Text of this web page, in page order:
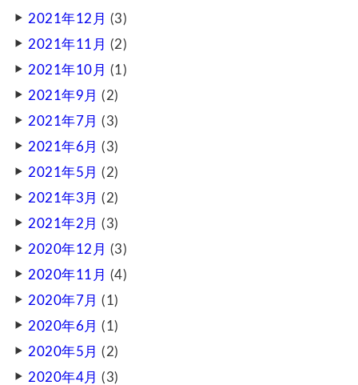
2021年12月 (3)
2021年11月 (2)
2021年10月 (1)
2021年9月 (2)
2021年7月 (3)
2021年6月 (3)
2021年5月 (2)
2021年3月 (2)
2021年2月 (3)
2020年12月 (3)
2020年11月 (4)
2020年7月 (1)
2020年6月 (1)
2020年5月 (2)
2020年4月 (3)